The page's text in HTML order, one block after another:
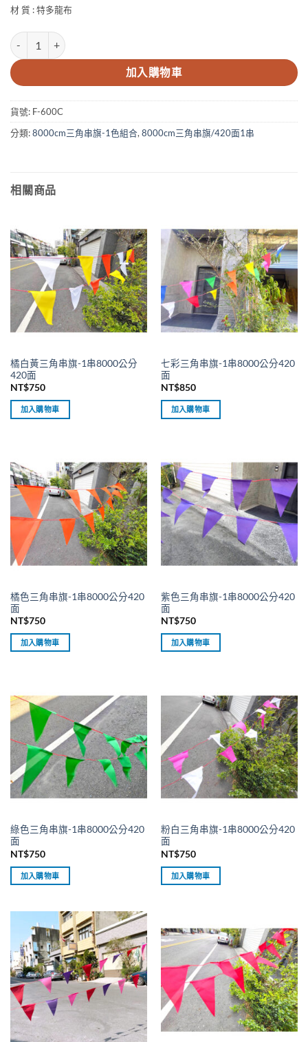
材 質 : 特多龍布
藍色三角串旗-1串8000公分420面 數量
加入購物車
貨號: F-600C
分類:8000cm三角串旗-1色組合, 8000cm三角串旗/420面1串
相關商品
橘白黃三角串旗-1串8000公分
420面
NT$750
加入購物車
七彩三角串旗-1串8000公分420
面
NT$850
加入購物車
橘色三角串旗-1串8000公分420
面
NT$750
加入購物車
紫色三角串旗-1串8000公分420
面
NT$750
加入購物車
綠色三角串旗-1串8000公分420
面
NT$750
加入購物車
粉白三角串旗-1串8000公分420
面
NT$750
加入購物車